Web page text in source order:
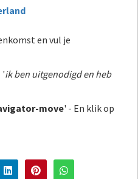
en vul je
'ik ben uitgenodigd en heb
move' - En klik op